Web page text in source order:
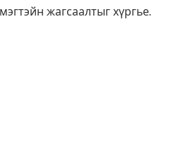
жагсаалтыг хүргье.